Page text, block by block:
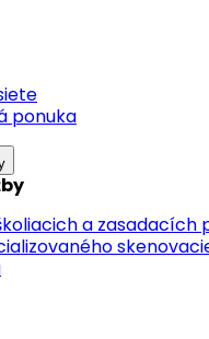
ponuka
a zasadacích